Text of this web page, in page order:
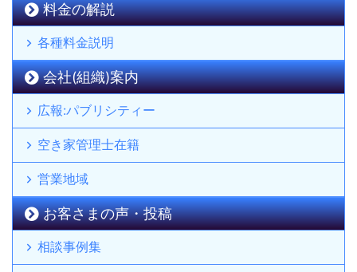
料金の解説
各種料金説明
会社(組織)案内
広報:パブリシティー
空き家管理士在籍
営業地域
お客さまの声・投稿
相談事例集